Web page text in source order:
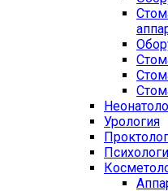
Урология